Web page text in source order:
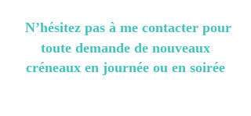
N’hésitezpas à me contacter pour
toute demande de nouveaux
créneaux en journée ou en soirée